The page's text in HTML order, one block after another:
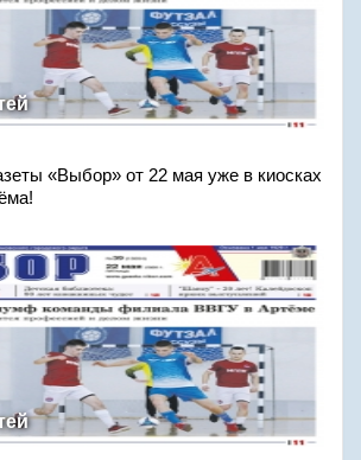
«Выбор» от 22 мая уже в киосках